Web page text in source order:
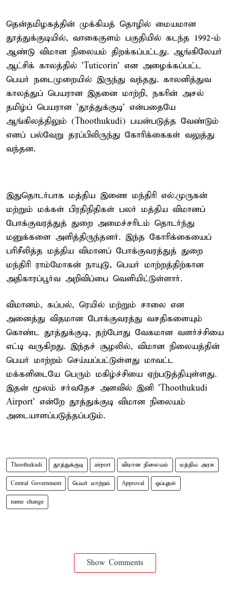
தென்தமிழகத்தின் முக்கியத் தொழில் மையமான
தூத்துக்குடியில், வாகைகுளம் பகுதியில் கடந்த 1992-ம்
ஆண்டு விமான நிலையம் திறக்கப்பட்டது. ஆங்கிலேயர்
ஆட்சிக் காலத்தில் 'Tuticorin' என அழைக்கப்பட்ட
பெயர் நடைமுறையில் இருந்து வந்தது. காலனித்துவ
காலத்துப் பெயரான இதனை மாற்றி, நகரின் அசல்
தமிழ்ப் பெயரான 'தூத்துக்குடி' என்பதையே
ஆங்கிலத்திலும் (Thoothukudi) பயன்படுத்த வேண்டும்
எனப் பல்வேறு தரப்பிலிருந்து கோரிக்கைகள் வலுத்து
வந்தன.
இதுதொடர்பாக மத்திய இணை மந்திரி எல்.முருகன்
மற்றும் மக்கள் பிரதிநிதிகள் பலர் மத்திய விமானப்
போக்குவரத்துத் துறை அமைச்சரிடம் தொடர்ந்து
மனுக்களை அளித்திருந்தனர். இந்த கோரிக்கையைப்
பரிசீலித்த மத்திய விமானப் போக்குவரத்துத் துறை
மந்திரி ராம்மோகன் நாயுடு, பெயர் மாற்றத்திற்கான
அதிகாரப்பூர்வ அறிவிப்பை வெளியிட்டுள்ளார்.
விமானம், கப்பல், ரெயில் மற்றும் சாலை என
அனைத்து விதமான போக்குவரத்து வசதிகளையும்
கொண்ட தூத்துக்குடி, தற்போது வேகமான வளர்ச்சியை
எட்டி வருகிறது. இந்தச் சூழலில், விமான நிலையத்தின்
பெயர் மாற்றம் செய்யப்பட்டுள்ளது மாவட்ட
மக்களிடையே பெரும் மகிழ்ச்சியை ஏற்படுத்தியுள்ளது.
இதன் மூலம் சர்வதேச அளவில் இனி 'Thoothukudi
Airport' என்றே தூத்துக்குடி விமான நிலையம்
அடையாளப்படுத்தப்படும்.
Thoothukudi தூத்துக்குடி airport விமான நிலையம் மத்திய அரசு
Central Government பெயர் மாற்றம் Approval ஒப்புதல்
name change
Show Comments